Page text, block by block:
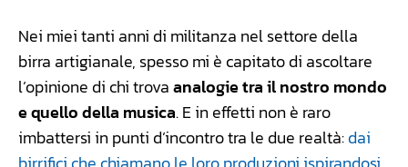
Nei miei tanti anni di militanza nel settore della
birra artigianale, spesso mi è capitato di ascoltare
l’opinione di chi trovaanalogie tra il nostro mondo
e quello della musica. E in effetti non è raro
imbattersi in punti d’incontro tra le due realtà:dai